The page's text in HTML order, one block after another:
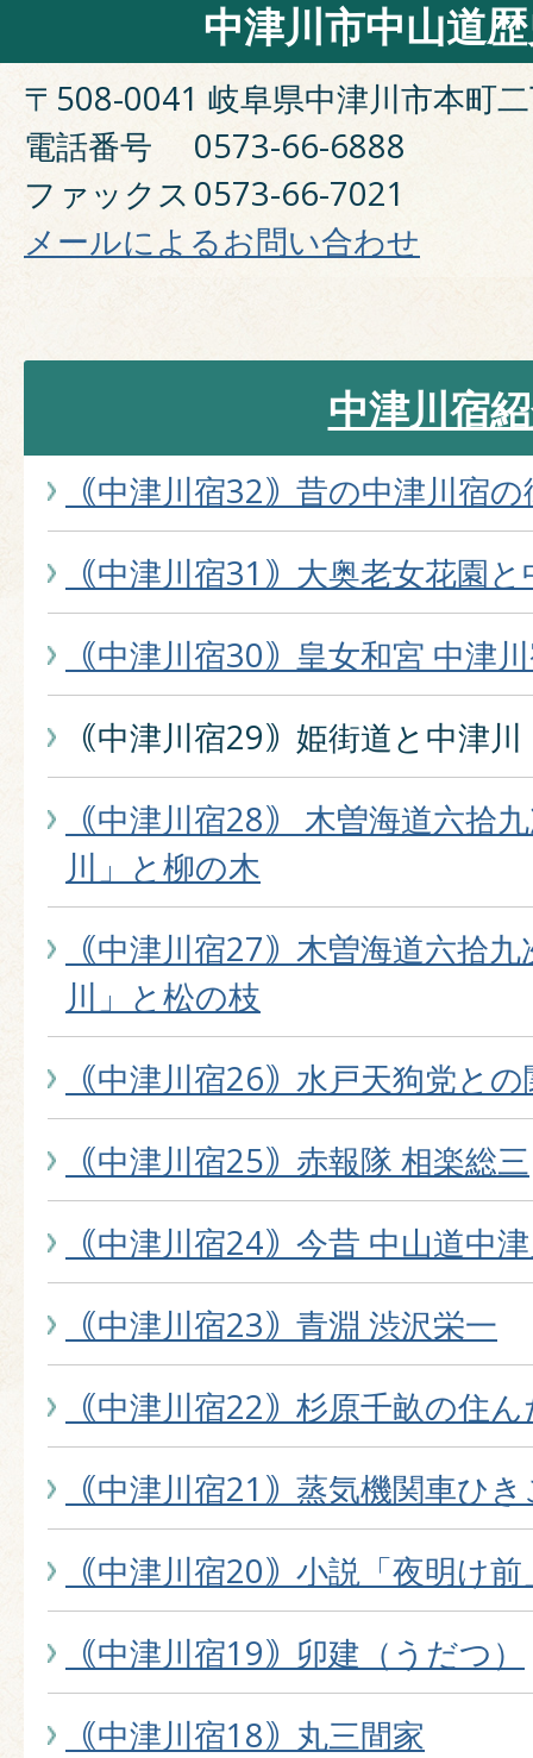
中津川市中山道
〒508-0041 岐阜県中津川市本町
電話番号
0573-66-6888
ファックス 0573-66-7021
メールによるお問い合わせ
中津川宿
｟中津川宿32｠昔の中津川宿
｟中津川宿31｠大奥老女花園
｟中津川宿30｠皇女和宮 中津
｟中津川宿29｠姫街道と中津
｟中津川宿28｠ 木曽海道六拾
川」と柳の木
｟中津川宿27｠木曽海道六拾
川」と松の枝
｟中津川宿26｠水戸天狗党と
｟中津川宿25｠赤報隊 相楽総三
｟中津川宿24｠今昔 中山道中
｟中津川宿23｠青淵 渋沢栄一
｟中津川宿22｠杉原千畝の住
｟中津川宿21｠蒸気機関車ひ
｟中津川宿20｠小説「夜明け前
｟中津川宿19｠卯建（うだつ）
｟中津川宿18｠丸三間家